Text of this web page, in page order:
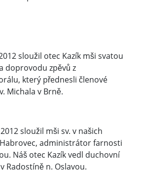
sloužil otec Kazík mši svatou
doprovodu zpěvů z
který přednesli členové
Michala v Brně.
sloužil mši sv. v našich
administrátor farnosti
Náš otec Kazík vedl duchovní
Radostíně n. Oslavou.